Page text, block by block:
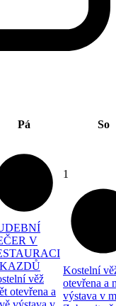
Pá So
V
věž
otevřena a
1
Kostelní
otevřena a
výstava v